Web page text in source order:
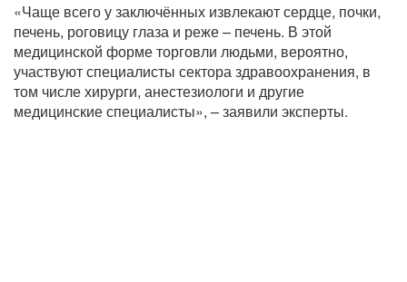
«Чаще всего у заключённых извлекают сердце, почки,
печень, роговицу глаза и реже – печень. В этой
медицинской форме торговли людьми, вероятно,
участвуют специалисты сектора здравоохранения, в
том числе хирурги, анестезиологи и другие
медицинские специалисты», – заявили эксперты.